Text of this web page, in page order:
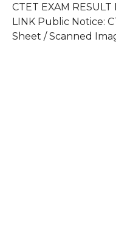
CTET EXAM RESULT
LINK Public Notice:
Sheet / Scanned